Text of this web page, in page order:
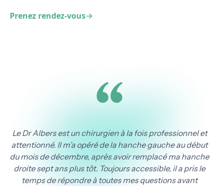
Prenez rendez-vous
Le Dr Albers est un chirurgien à la fois professionnel et
attentionné. Il m’a opéré de la hanche gauche au début
du mois de décembre, après avoir remplacé ma hanche
droite sept ans plus tôt. Toujours accessible, il a pris le
temps de répondre à toutes mes questions avant